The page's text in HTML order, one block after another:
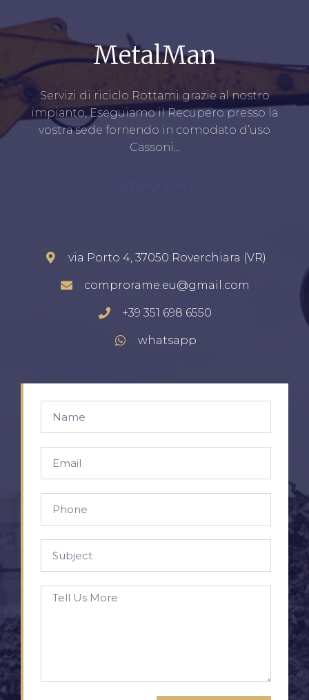
MetalMan
Servizi di riciclo Rottami grazie al nostro
impianto, Eseguiamo il Recupero presso la
vostra sede fornendo in comodato d’uso
Cassoni…
comprorame.it
via Porto 4, 37050 Roverchiara (VR)
comprorame.eu@gmail.com
+39 351 698 6550
whatsapp